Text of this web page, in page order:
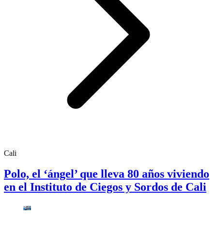
Cali
Polo, el ‘ángel’ que lleva 80 años viviendo
en el Instituto de Ciegos y Sordos de Cali